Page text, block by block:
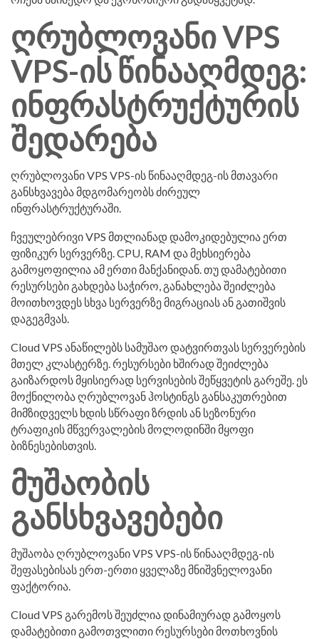
ღრუბლოვანი VPS
VPS-ის წინააღმდეგ:
ინფრასტრუქტურის
შედარება
ღრუბლოვანი VPS VPS-ის წინააღმდეგ-ის მთავარი
განსხვავება მდგომარეობს ძირეულ
ინფრასტრუქტურაში.
ჩვეულებრივი VPS მთლიანად დამოკიდებულია ერთ
ფიზიკურ სერვერზე. CPU, RAM და მეხსიერება
გამოყოფილია ამ ერთი მანქანიდან. თუ დამატებითი
რესურსები გახდება საჭირო, განახლება შეიძლება
მოითხოვდეს სხვა სერვერზე მიგრაციას ან გათიშვის
დაგეგმვას.
Cloud VPS ანაწილებს სამუშაო დატვირთვას სერვერების
მთელ კლასტერზე. რესურსები ხშირად შეიძლება
გაიზარდოს მყისიერად სერვისების შეწყვეტის გარეშე. ეს
მოქნილობა ღრუბლოვან ჰოსტინგს განსაკუთრებით
მიმზიდველს ხდის სწრაფი ზრდის ან სეზონური
ტრაფიკის მწვერვალების მოლოდინში მყოფი
ბიზნესებისთვის.
მუშაობის
განსხვავებები
მუშაობა ღრუბლოვანი VPS VPS-ის წინააღმდეგ-ის
შეფასებისას ერთ-ერთი ყველაზე მნიშვნელოვანი
ფაქტორია.
Cloud VPS გარემოს შეუძლია დინამიურად გამოყოს
დამატებითი გამოთვლითი რესურსები მოთხოვნის